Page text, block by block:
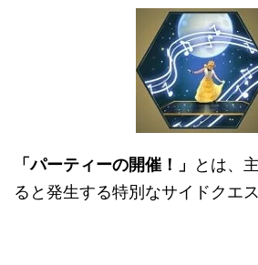
「パーティーの開催！」 とは、
ると発生する特別なサイドクエス